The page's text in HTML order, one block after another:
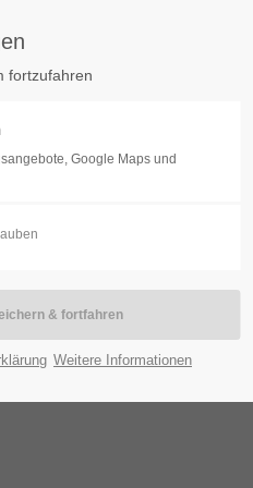
fortzufahren
Google Maps und
Weitere Informationen